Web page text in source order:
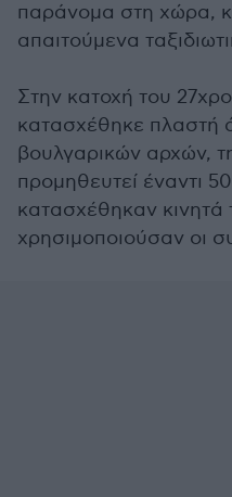
παράνομα στη χώρα,
απαιτούμενα
Στην κατοχή του
κατασχέθηκε πλαστή
βουλγαρικών αρχών,
προμηθευτεί έναντι
κατασχέθηκαν
χρησιμοποιούσαν οι